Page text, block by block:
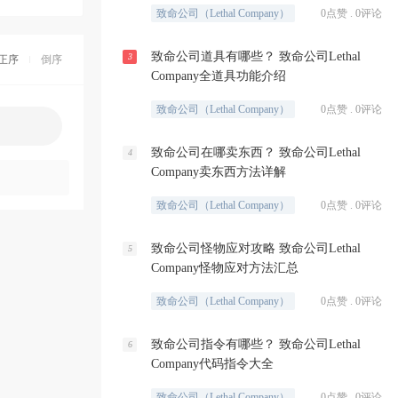
序 倒序
致命公司（Lethal Company） 0点赞 . 0评论
3
致命公司道具有哪些？ 致命公司Lethal
Company全道具功能介绍
致命公司（Lethal Company） 0点赞 . 0评论
4
致命公司在哪卖东西？ 致命公司Lethal
Company卖东西方法详解
致命公司（Lethal Company） 0点赞 . 0评论
5
致命公司怪物应对攻略 致命公司Lethal
Company怪物应对方法汇总
致命公司（Lethal Company） 0点赞 . 0评论
6
致命公司指令有哪些？ 致命公司Lethal
Company代码指令大全